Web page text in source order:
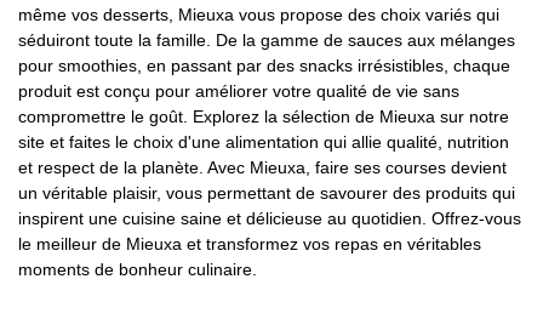
même vos desserts, Mieuxa vous propose des choix variés qui
séduiront toute la famille. De la gamme de sauces aux mélanges
pour smoothies, en passant par des snacks irrésistibles, chaque
produit est conçu pour améliorer votre qualité de vie sans
compromettre le goût. Explorez la sélection de Mieuxa sur notre
site et faites le choix d'une alimentation qui allie qualité, nutrition
et respect de la planète. Avec Mieuxa, faire ses courses devient
un véritable plaisir, vous permettant de savourer des produits qui
inspirent une cuisine saine et délicieuse au quotidien. Offrez-vous
le meilleur de Mieuxa et transformez vos repas en véritables
moments de bonheur culinaire.